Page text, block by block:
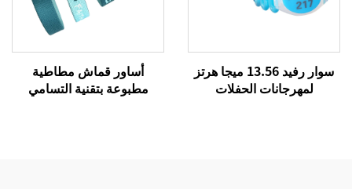
سوار رفيد 13.56 ميجا هرتز
لمهرجانات الحفلات
أساور قماش مطاطية
مطبوعة بتقنية التسامي